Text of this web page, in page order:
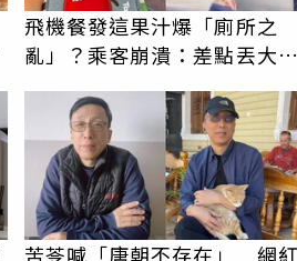
飛機餐發這果汁爆「廁所之
亂」？乘客崩潰：差點丟大
苦苓喊「唐朝不存在」 網